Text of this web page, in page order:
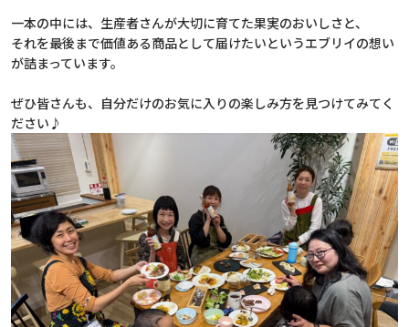
一本の中には、生産者さんが大切に育てた果実のおいしさと、
それを最後まで価値ある商品として届けたいというエブリイの想い
が詰まっています。
ぜひ皆さんも、自分だけのお気に入りの楽しみ方を見つけてみてく
ださい♪